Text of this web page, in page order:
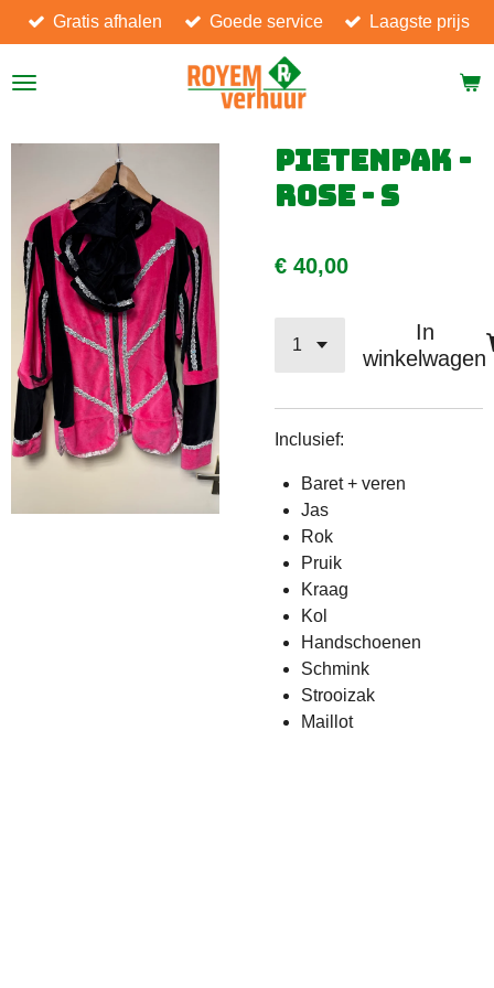
Ga
direct
naar
Gratis afhalen Goede service Laagste prijs
Pietenpak -
Rose - S
€ 40,00
In
winkelwagen
Inclusief:
Baret + veren
Jas
Rok
Pruik
Kraag
Kol
Handschoenen
Schmink
Strooizak
Maillot